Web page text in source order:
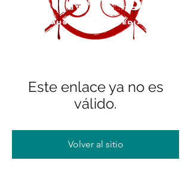
Este enlace ya no es
válido.
Volver al sitio